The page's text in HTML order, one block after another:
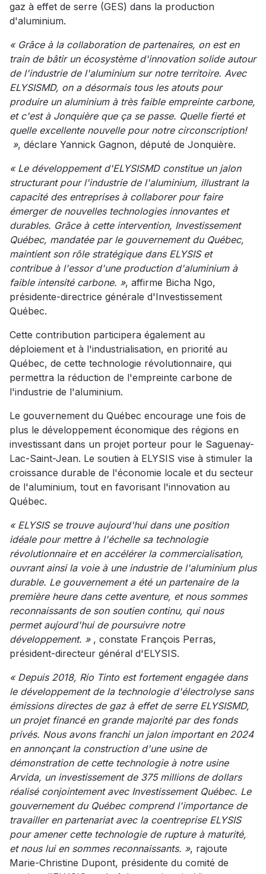
gaz à effet de serre (GES) dans la production
d'aluminium.
« Grâce à la collaboration de partenaires, on est en
train de bâtir un écosystème d'innovation solide autour
de l'industrie de l'aluminium sur notre territoire. Avec
ELYSISMD, on a désormais tous les atouts pour
produire un aluminium à très faible empreinte carbone,
et c'est à Jonquière que ça se passe. Quelle fierté et
quelle excellente nouvelle pour notre circonscription!
», déclare Yannick Gagnon, député de Jonquière.
« Le développement d'ELYSISMD constitue un jalon
structurant pour l'industrie de l'aluminium, illustrant la
capacité des entreprises à collaborer pour faire
émerger de nouvelles technologies innovantes et
durables. Grâce à cette intervention, Investissement
Québec, mandatée par le gouvernement du Québec,
maintient son rôle stratégique dans ELYSIS et
contribue à l'essor d'une production d'aluminium à
faible intensité carbone. », affirme Bicha Ngo,
présidente-directrice générale d'Investissement
Québec.
Cette contribution participera également au
déploiement et à l'industrialisation, en priorité au
Québec, de cette technologie révolutionnaire, qui
permettra la réduction de l'empreinte carbone de
l'industrie de l'aluminium.
Le gouvernement du Québec encourage une fois de
plus le développement économique des régions en
investissant dans un projet porteur pour le Saguenay-
Lac-Saint-Jean. Le soutien à ELYSIS vise à stimuler la
croissance durable de l'économie locale et du secteur
de l'aluminium, tout en favorisant l'innovation au
Québec.
« ELYSIS se trouve aujourd'hui dans une position
idéale pour mettre à l'échelle sa technologie
révolutionnaire et en accélérer la commercialisation,
ouvrant ainsi la voie à une industrie de l'aluminium plus
durable. Le gouvernement a été un partenaire de la
première heure dans cette aventure, et nous sommes
reconnaissants de son soutien continu, qui nous
permet aujourd'hui de poursuivre notre
développement. » , constate François Perras,
président-directeur général d'ELYSIS.
« Depuis 2018, Rio Tinto est fortement engagée dans
le développement de la technologie d'électrolyse sans
émissions directes de gaz à effet de serre ELYSISMD,
un projet financé en grande majorité par des fonds
privés. Nous avons franchi un jalon important en 2024
en annonçant la construction d'une usine de
démonstration de cette technologie à notre usine
Arvida, un investissement de 375 millions de dollars
réalisé conjointement avec Investissement Québec. Le
gouvernement du Québec comprend l'importance de
travailler en partenariat avec la coentreprise ELYSIS
pour amener cette technologie de rupture à maturité,
et nous lui en sommes reconnaissants. », rajoute
Marie-Christine Dupont, présidente du comité de